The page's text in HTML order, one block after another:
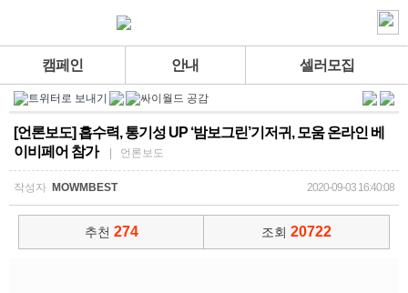
캠페인 안내 셀러모집
[언론보도] 흡수력, 통기성 UP ‘밤보그린’기저귀, 모움 온라인 베
이비페어 참가
| 언론보도
작성자 MOWMBEST 2020-09-03 16:40:08
추천 274 조회 20722